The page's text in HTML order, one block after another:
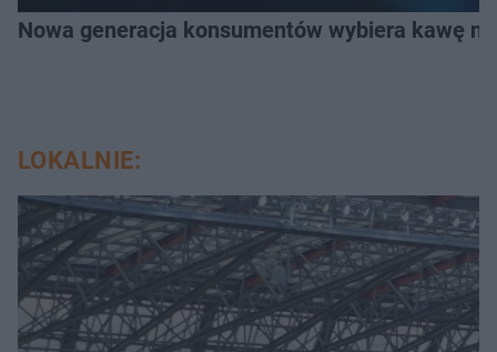
Nowa generacja konsumentów wybiera kawę
LOKALNIE: